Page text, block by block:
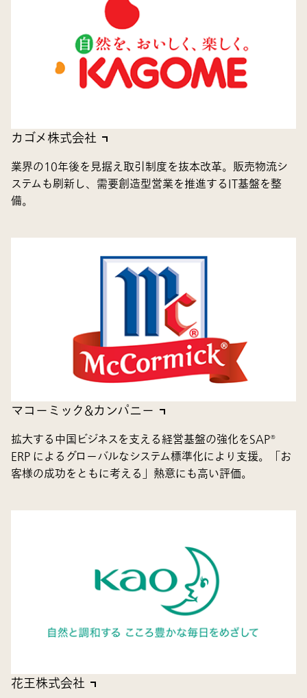
カゴメ株式会社
業界の10年後を見据え取引制度を抜本改革。販売物流シ
ステムも刷新し、需要創造型営業を推進するIT基盤を整
備。
マコーミック&カンパニー
拡大する中国ビジネスを支える経営基盤の強化をSAP®
ERP によるグローバルなシステム標準化により支援。「お
客様の成功をともに考える」熱意にも高い評価。
花王株式会社